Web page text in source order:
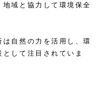
域と協力して環境保全
自然の力を活用し、環
して注目されていま